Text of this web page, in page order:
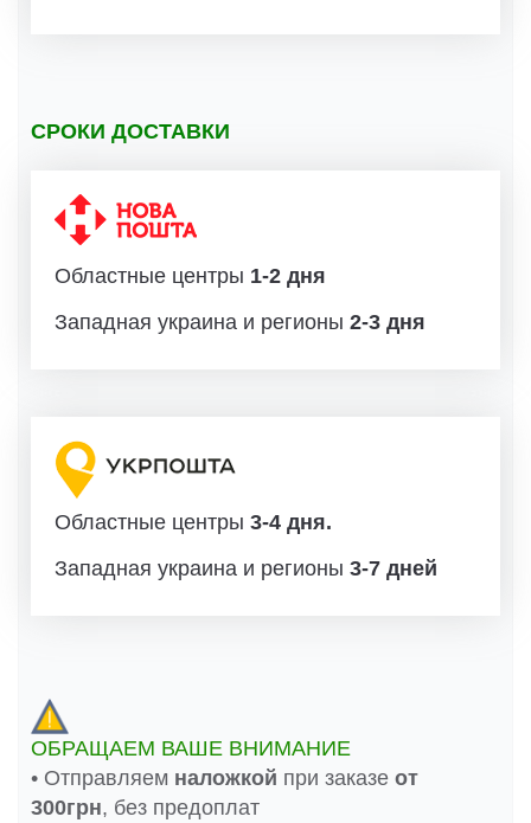
СРОКИ ДОСТАВКИ
Областные центры 1-2 дня
Западная украина и регионы 2-3 дня
Областные центры 3-4 дня.
Западная украина и регионы 3-7 дней
ОБРАЩАЕМ ВАШЕ ВНИМАНИЕ
• Отправляем наложкой при заказе от
300грн, без предоплат